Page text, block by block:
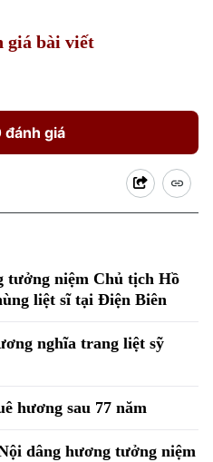
giá bài viết
đánh giá
tưởng niệm Chủ tịch Hồ
liệt sĩ tại Điện Biên
nghĩa trang liệt sỹ
hương sau 77 năm
dâng hương tưởng niệm